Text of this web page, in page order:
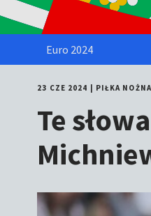
Euro 2024
23 CZE 2024 PIŁKA NOŻNA
Te